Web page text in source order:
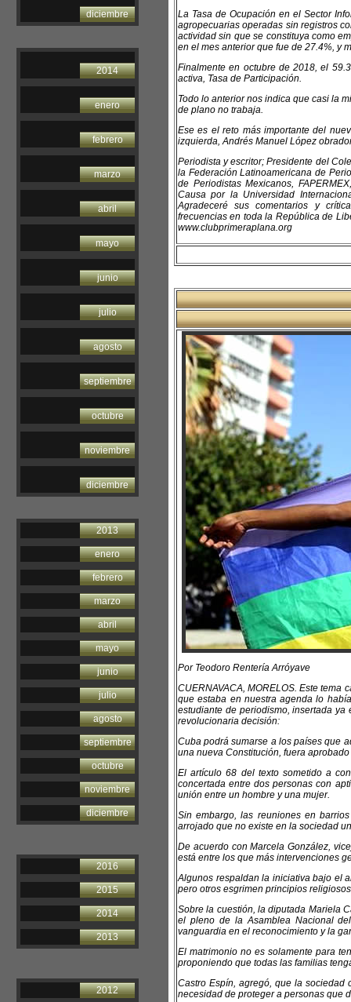
diciembre
2014
enero
febrero
marzo
abril
mayo
junio
julio
agosto
septiembre
octubre
noviembre
diciembre
2013
enero
febrero
marzo
abril
mayo
junio
julio
agosto
septiembre
octubre
noviembre
diciembre
2016
2015
2014
2013
2012
La Tasa de Ocupación en el Sector
agropecuarias operadas sin registros
actividad sin que se constituya como
en el mes anterior que fue de 27.4%, y
Finalmente en octubre de 2018, el
activa, Tasa de Participación.
Todo lo anterior nos indica que casi la
de plano no trabaja.
Ese es el reto más importante del
izquierda, Andrés Manuel López
Periodista y escritor; Presidente del
la Federación Latinoamericana de
de Periodistas Mexicanos,
Causa por la Universidad
Agradeceré sus comentarios y
frecuencias en toda la República de
www.clubprimeraplana.org
Por Teodoro Rentería Arróyave
CUERNAVACA, MORELOS. Este
que estaba en nuestra agenda lo
estudiante de periodismo, insertada
revolucionaria decisión:
Cuba podrá sumarse a los países que
una nueva Constitución, fuera
El artículo 68 del texto sometido a
concertada entre dos personas con
unión entre un hombre y una mujer.
Sin embargo, las reuniones en
arrojado que no existe en la sociedad
De acuerdo con Marcela González,
está entre los que más intervenciones
Algunos respaldan la iniciativa bajo el
pero otros esgrimen principios
Sobre la cuestión, la diputada Mariela
el pleno de la Asamblea Nacional
vanguardia en el reconocimiento y la
El matrimonio no es solamente para
proponiendo que todas las familias
Castro Espín, agregó, que la
necesidad de proteger a personas que